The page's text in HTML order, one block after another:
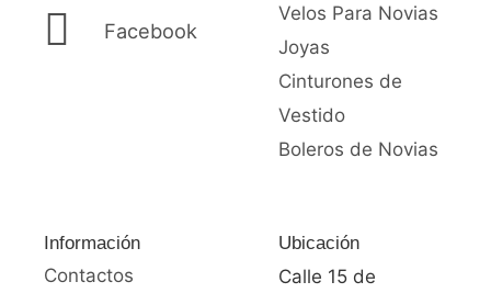
Facebook
Velos Para Novias
Joyas
Cinturones de
Vestido
Boleros de Novias
Información
Contactos
Ubicación
Calle 15 de